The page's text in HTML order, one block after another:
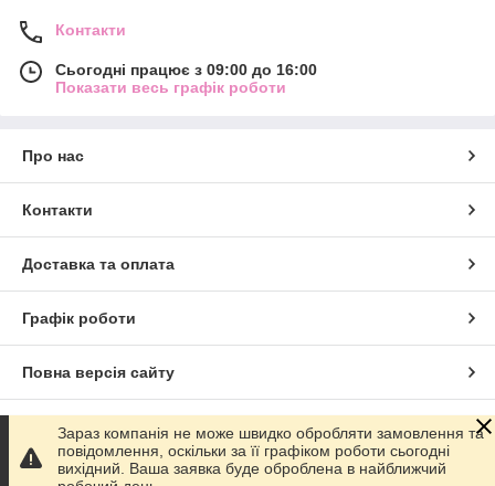
Контакти
Сьогодні працює з 09:00 до 16:00
Показати весь графік роботи
Про нас
Контакти
Доставка та оплата
Графік роботи
Повна версія сайту
Сайт створено на маркетплейсі Prom.ua
Політика конфіденційності
Зараз компанія не може швидко обробляти замовлення та
повідомлення, оскільки за її графіком роботи сьогодні
вихідний. Ваша заявка буде оброблена в найближчий